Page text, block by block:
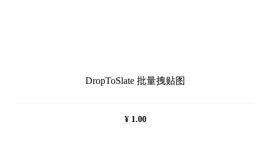
DropToSlate 批量拽贴图
¥1.00